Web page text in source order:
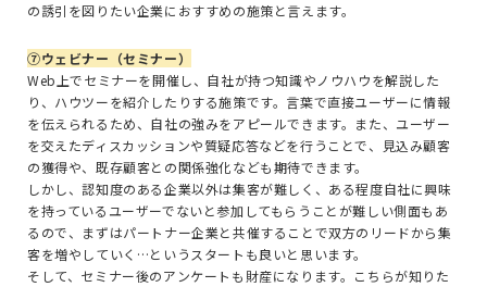
の誘引を図りたい企業におすすめの施策と言えます。
⑦ウェビナー（セミナー）
Web上でセミナーを開催し、自社が持つ知識やノウハウを解説した
り、ハウツーを紹介したりする施策です。言葉で直接ユーザーに情報
を伝えられるため、自社の強みをアピールできます。また、ユーザー
を交えたディスカッションや質疑応答などを行うことで、見込み顧客
の獲得や、既存顧客との関係強化なども期待できます。
しかし、認知度のある企業以外は集客が難しく、ある程度自社に興味
を持っているユーザーでないと参加してもらうことが難しい側面もあ
るので、まずはパートナー企業と共催することで双方のリードから集
客を増やしていく…というスタートも良いと思います。
そして、セミナー後のアンケートも財産になります。こちらが知りた